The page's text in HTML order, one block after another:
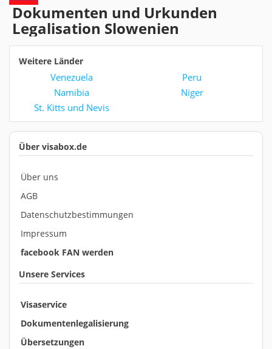
Dokumenten und Urkunden
Legalisation Slowenien
Weitere Länder
Venezuela
Peru
Namibia
Niger
St. Kitts und Nevis
Über visabox.de
Über uns
AGB
Datenschutzbestimmungen
Impressum
facebook FAN werden
Unsere Services
Visaservice
Dokumentenlegalisierung
Übersetzungen